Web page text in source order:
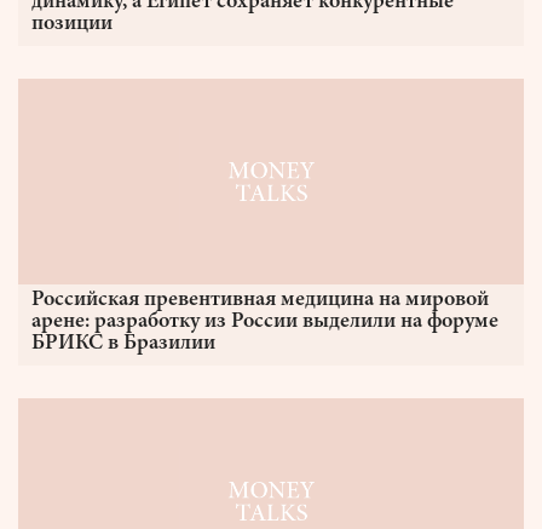
позиции
Российская превентивная медицина на мировой
арене: разработку из России выделили на форуме
БРИКС в Бразилии